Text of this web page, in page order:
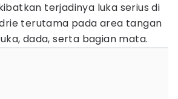
terjadinya luka serius di
terutama pada area tangan
dada, serta bagian mata.